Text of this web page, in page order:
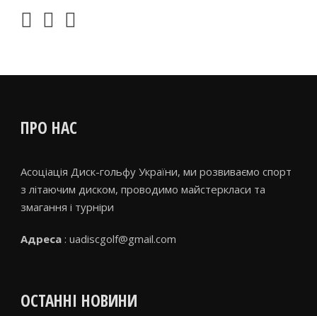
ПРО НАС
Асоціація Диск-гольфу України, ми розвиваємо спорт
з літаючим диском, проводимо майстеркласи та
змагання і турніри
Адреса : uadiscgolf@gmail.com
ОСТАННІ НОВИНИ